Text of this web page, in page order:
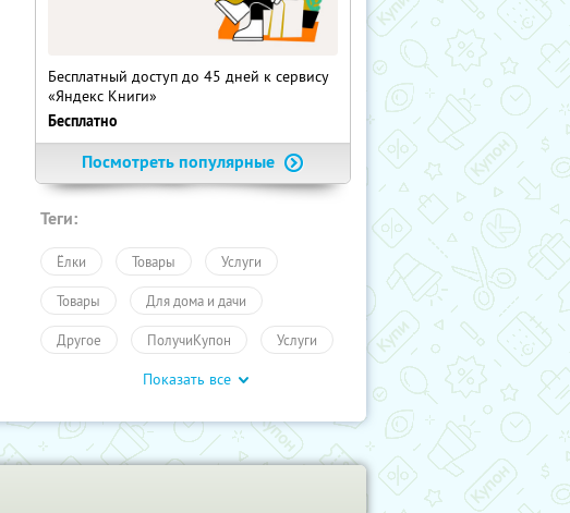
Бесплатный доступ до 45 дней к сервису
«Яндекс Книги»
Бесплатно
Посмотреть популярные
Теги:
Ёлки Товары Услуги
Товары Для дома и дачи
Другое ПолучиКупон Услуги
Показать все